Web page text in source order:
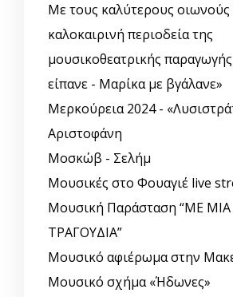
Με τους καλύτερους οιωνούς
καλοκαιρινή περιοδεία της
μουσικοθεατρικής
είπανε - Μαρίκα με βγάλανε»
Μερκούρεια 2024 -
Αριστοφάνη
Μοσκώβ - Σελήμ
Μουσικές στο Φουαγιέ live
Μουσική Παράσταση “ΜΕ ΜΙΑ
ΤΡΑΓΟΥΔΙΑ”
Μουσικό αφιέρωμα στην
Μουσικό σχήμα «Ήδωνες»